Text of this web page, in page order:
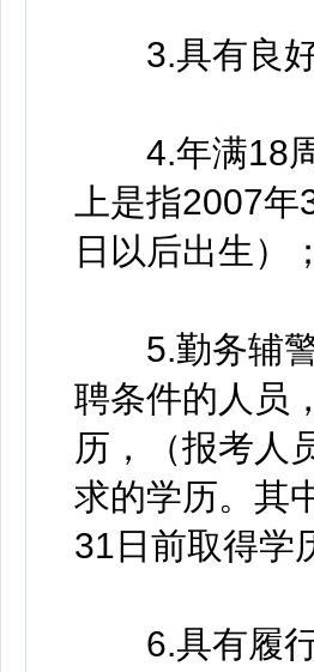
3.具有良好
4.年满18周
上是指2007
日以后出生）；
5.勤务辅警
聘条件的人员
历，（报考人
求的学历。其
31日前取得学
6.具有履行